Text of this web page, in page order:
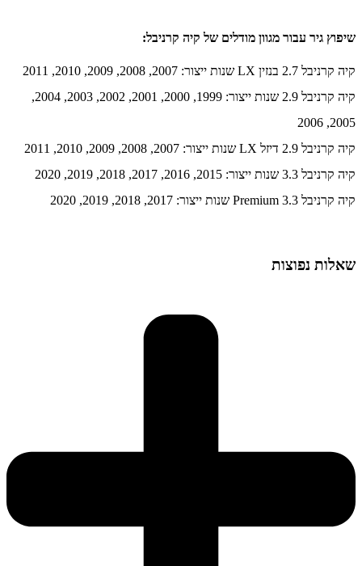
שיפוץ גיר עבור מגוון מודלים של קיה קרניבל:
קיה קרניבל 2.7 בנזין LX שנות ייצור: 2007, 2008, 2009, 2010, 2011
קיה קרניבל 2.9 שנות ייצור: 1999, 2000, 2001, 2002, 2003, 2004,
2005, 2006
קיה קרניבל 2.9 דיזל LX שנות ייצור: 2007, 2008, 2009, 2010, 2011
קיה קרניבל 3.3 שנות ייצור: 2015, 2016, 2017, 2018, 2019, 2020
קיה קרניבל 3.3 Premium שנות ייצור: 2017, 2018, 2019, 2020
שאלות נפוצות